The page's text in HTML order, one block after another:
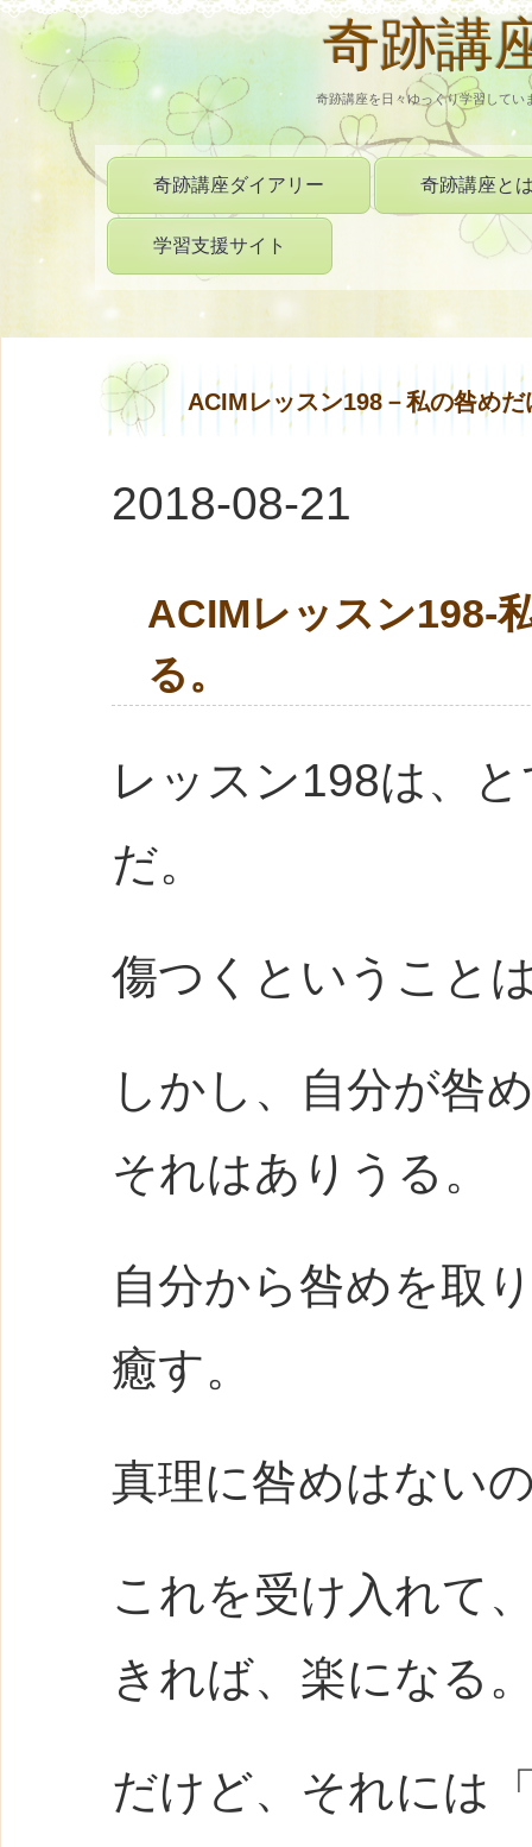
奇跡講
奇跡講座を日々ゆっくり学習してい
奇跡講座ダイアリー 奇跡講座と
学習支援サイト
ACIMレッスン198－私の咎め
2018-08-21
ACIMレッスン198-
る。
レッスン198は、
だ。
傷つくということ
しかし、自分が咎
それはありうる。
自分から咎めを取
癒す。
真理に咎めはない
これを受け入れて
きれば、楽になる
だけど、それには